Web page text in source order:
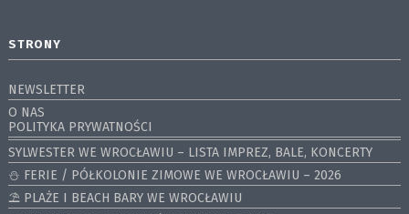
STRONY
NEWSLETTER
O NAS
POLITYKA PRYWATNOŚCI
SYLWESTER WE WROCŁAWIU – LISTA IMPREZ, BALE, KONCERTY
⛄️ FERIE / PÓŁKOLONIE ZIMOWE WE WROCŁAWIU – 2026
⛱️ PLAŻE I BEACH BARY WE WROCŁAWIU